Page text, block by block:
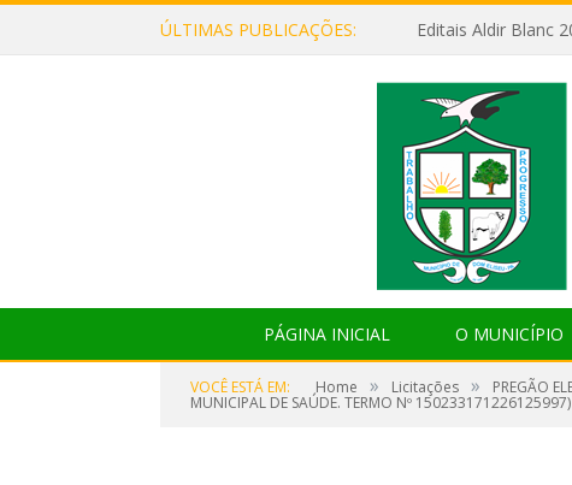
ÚLTIMAS PUBLICAÇÕES: Editais Aldir Blanc
PÁGINA INICIAL O MUNICÍPIO
VOCÊ ESTÁ EM: Home » Licitações » PREGÃO
MUNICIPAL DE SAÚDE. TERMO Nº 150233171226125997)